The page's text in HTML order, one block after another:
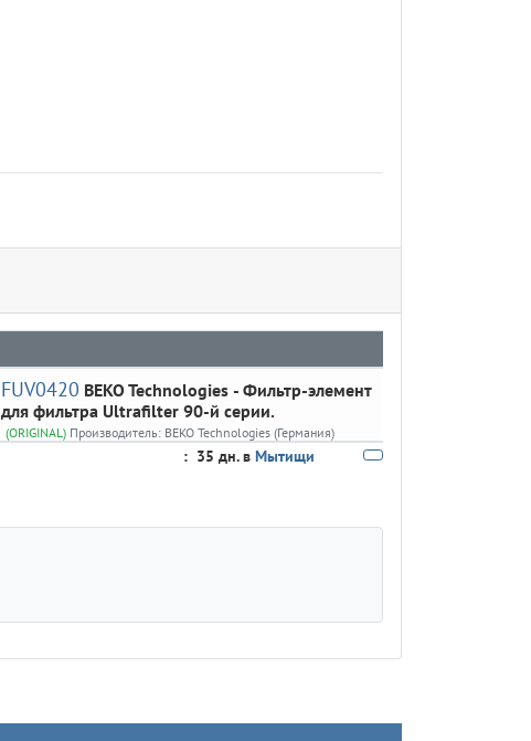
FUV0420 BEKO Technologies - Фильтр-элемент
для фильтра Ultrafilter 90-й серии.
(ORIGINAL) Производитель: BEKO Technologies (Германия)
: 35 дн. в Мытищи